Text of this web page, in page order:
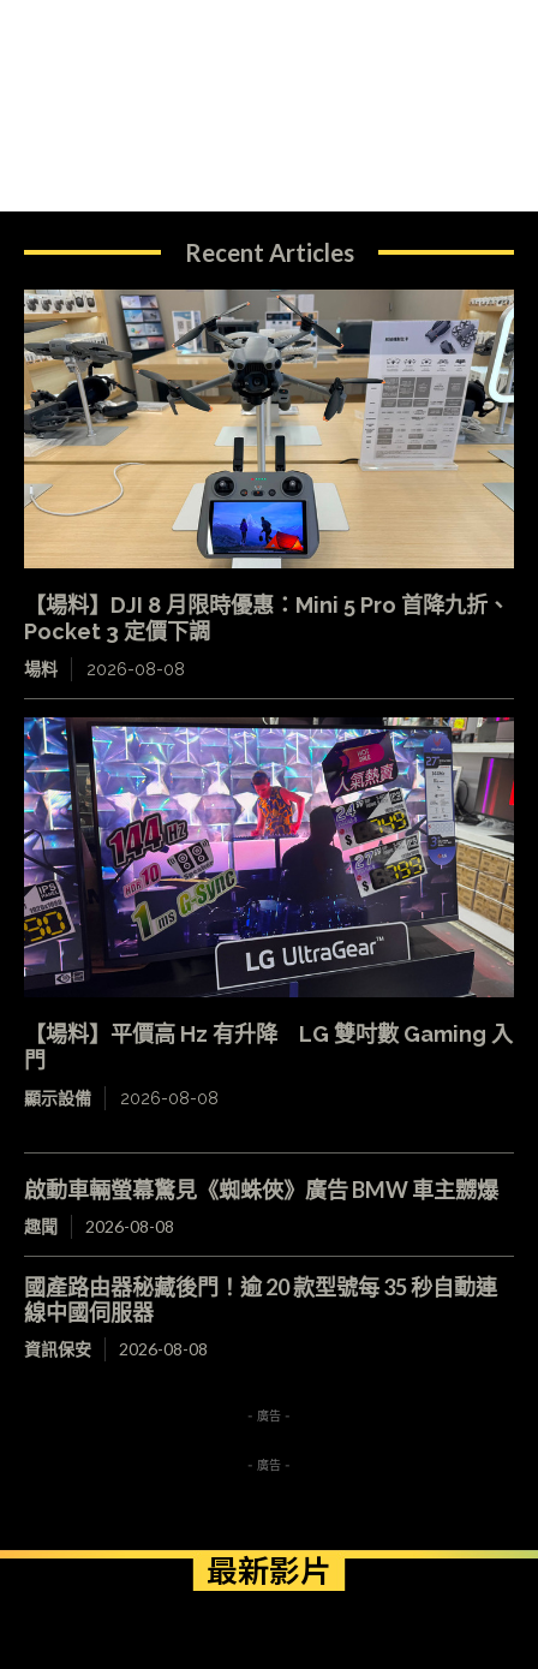
Recent Articles
【場料】DJI 8 月限時優惠：Mini 5 Pro 首降九折、
Pocket 3 定價下調
場料 2026-08-08
【場料】平價高 Hz 有升降 LG 雙吋數 Gaming 入
門
顯示設備 2026-08-08
啟動車輛螢幕驚見《蜘蛛俠》廣告 BMW 車主嬲爆
趣聞 2026-08-08
國產路由器秘藏後門！逾 20 款型號每 35 秒自動連
線中國伺服器
資訊保安 2026-08-08
- 廣告 -
- 廣告 -
最新影片